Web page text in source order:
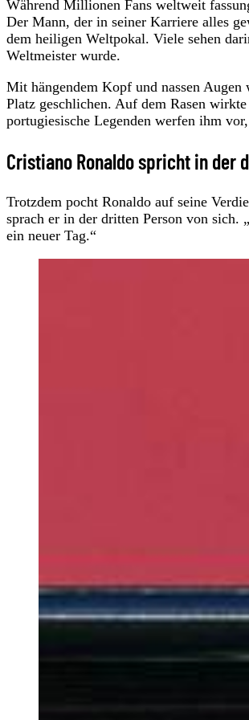
Während Millionen Fans weltweit
Der Mann, der in seiner Karriere alles
dem heiligen Weltpokal. Viele sehen
Weltmeister wurde.
Mit hängendem Kopf und nassen
Platz geschlichen. Auf dem Rasen
portugiesische Legenden werfen ihm
Cristiano Ronaldo spricht in der
Trotzdem pocht Ronaldo auf seine
sprach er in der dritten Person von sich.
ein neuer Tag.“